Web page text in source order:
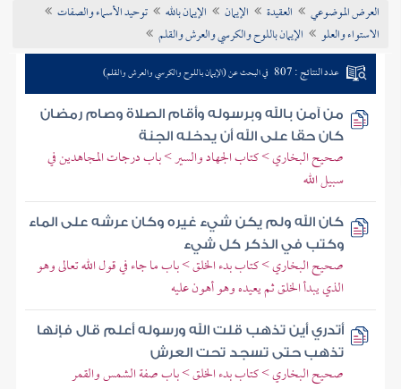
تراجم الأعلام
العرض الموضوعي العقيدة الإيمان الإيمان بالله
توحيد الأسماء والصفات
الاستواء والعلو
الإيمان باللوح والكرسي والعرش والقلم
عدد النتائج : 807 في البحث عن (الإيمان باللوح والكرسي والعرش والقلم)
من آمن بالله وبرسوله وأقام الصلاة وصام رمضان
كان حقا على الله أن يدخله الجنة
صحيح البخاري > كتاب الجهاد والسير > باب درجات المجاهدين في
سبيل الله
كان الله ولم يكن شيء غيره وكان عرشه على الماء
وكتب في الذكر كل شيء
صحيح البخاري > كتاب بدء الخلق > باب ما جاء في قول الله تعالى وهو
الذي يبدأ الخلق ثم يعيده وهو أهون عليه
أتدري أين تذهب قلت الله ورسوله أعلم قال فإنها
تذهب حتى تسجد تحت العرش
صحيح البخاري > كتاب بدء الخلق > باب صفة الشمس والقمر